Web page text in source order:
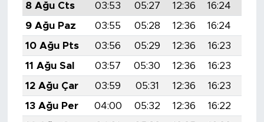
8 Ağu Cts
03:53 05:27 12:36 16:24
9 Ağu Paz
03:55 05:28 12:36 16:24
10 Ağu Pts
03:56 05:29 12:36 16:23
11 Ağu Sal
03:57 05:30 12:36 16:23
12 Ağu Çar
03:59 05:31 12:36 16:23
13 Ağu Per
04:00 05:32 12:36 16:22